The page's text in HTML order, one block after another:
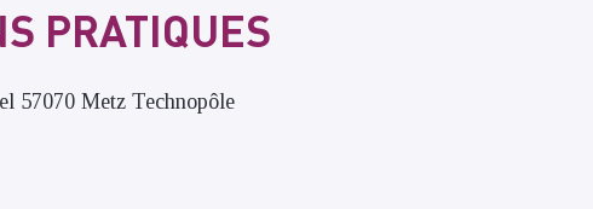
PRATIQUES
57070 Metz Technopôle